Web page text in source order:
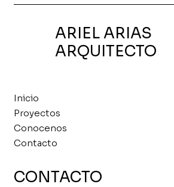
ARIEL ARIAS
ARQUITECTO
Inicio
Proyectos
Conocenos
Contacto
CONTACTO